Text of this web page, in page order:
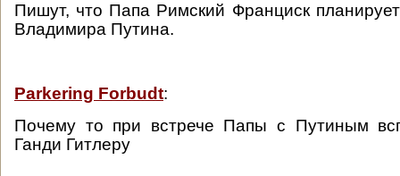
Пишут, что Папа Римский Франциск
Владимира Путина.
Parkering Forbudt:
Почему то при встрече Папы с Путиным
Ганди Гитлеру